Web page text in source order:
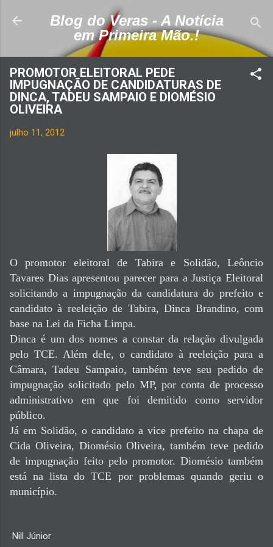
Pular para o conteúdo principal
Blog do Veras - A Notícia
em Primeira Mão.!
PROMOTOR ELEITORAL PEDE
IMPUGNAÇÃO DE CANDIDATURAS DE
DINCA, TADEU SAMPAIO E DIOMÉSIO
OLIVEIRA
julho 11, 2012
O promotor eleitoral de Tabira e Solidão, Leôncio
Tavares Dias apresentou parecer para a Justiça Eleitoral
solicitando a impugnação da candidatura do prefeito e
candidato à reeleição de Tabira, Dinca Brandino, com
base na Lei da Ficha Limpa.
Dinca é um dos nomes a constar da relação divulgada
pelo TCE. Além dele, o candidato à reeleição para a
Câmara, Tadeu Sampaio, também teve seu pedido de
impugnação solicitado pelo MP, por conta de processo
administrativo em que foi demitido como servidor
público.
Já em Solidão, o candidato a vice prefeito na chapa de
Cida Oliveira, Diomésio Oliveira, também teve pedido
de impugnação feito pelo promotor. Diomésio também
está na lista do TCE por problemas quando geriu o
município.
Nill Júnior